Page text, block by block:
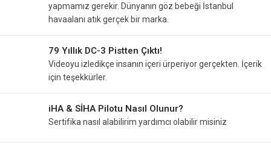
yapmamız gerekir. Dünyanın göz bebeği İstanbul
havaalanı atık gerçek bir marka.
79 Yıllık DC-3 Pistten Çıktı!
Videoyu izledikçe insanın içeri ürperiyor gerçekten. İçerik
için teşekkürler.
iHA & SİHA Pilotu Nasıl Olunur?
Sertifika nasıl alabilirim yardımcı olabilir misiniz